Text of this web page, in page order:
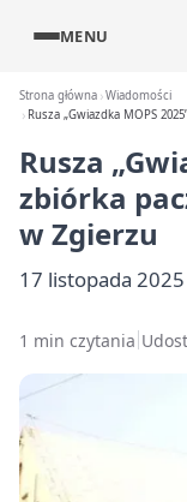
MENU
Strona główna Wiadomości
Rusza „Gwiazdka MOPS
Rusza
zbiórka
w Zgierzu
17 listopada 2025
1 min czytania